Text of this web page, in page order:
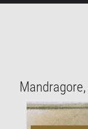
Mandragore,